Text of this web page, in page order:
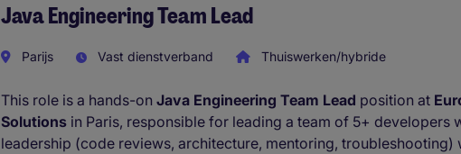
Java Engineering Team Lead
Parijs Vast dienstverband Thuiswerken/hybride
This role is a hands-on Java Engineering Team Lead position at
Solutions in Paris, responsible for leading a team of 5+ developers
leadership (code reviews, architecture, mentoring, troubleshooting)